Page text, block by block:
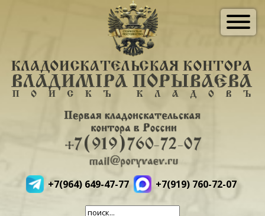
+7(964) 649-47-77 +7(919) 760-72-07